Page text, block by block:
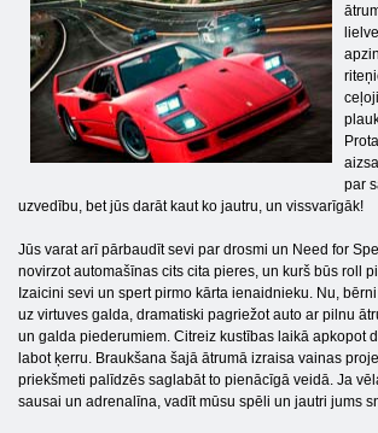
par
uzvedību, bet jūs darāt kaut ko jautru, un vissvarīgāk!
Jūs varat arī pārbaudīt sevi par drosmi un Need for
novirzot automašīnas cits cita pieres, un kurš būs roll
Izaicini sevi un spert pirmo kārta ienaidnieku. Nu,
uz virtuves galda, dramatiski pagriežot auto ar pilnu
un galda piederumiem. Citreiz kustības laikā apkopot
labot ķerru. Braukšana šajā ātrumā izraisa vainas
priekšmeti palīdzēs saglabāt to pienācīgā veidā. Ja
sausai un adrenalīna, vadīt mūsu spēli un jautri jums